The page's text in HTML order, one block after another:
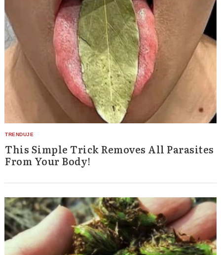
This Simple Trick Removes All Parasites
From Your Body!